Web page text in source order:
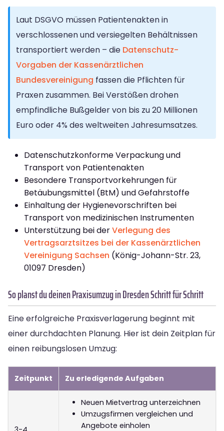
Laut DSGVO müssen Patientenakten in
verschlossenen und versiegelten Behältnissen
transportiert werden – die Datenschutz-
Vorgaben der Kassenärztlichen
Bundesvereinigung fassen die Pflichten für
Praxen zusammen. Bei Verstößen drohen
empfindliche Bußgelder von bis zu 20 Millionen
Euro oder 4% des weltweiten Jahresumsatzes.
Datenschutzkonforme Verpackung und
Transport von Patientenakten
Besondere Transportvorkehrungen für
Betäubungsmittel (BtM) und Gefahrstoffe
Einhaltung der Hygienevorschriften bei
Transport von medizinischen Instrumenten
Unterstützung bei derVerlegung des
Vertragsarztsitzes bei der Kassenärztlichen
Vereinigung Sachsen (König-Johann-Str. 23,
01097 Dresden)
So planst du deinen Praxisumzug in Dresden Schritt für Schritt
Eine erfolgreiche Praxisverlagerung beginnt mit
einer durchdachten Planung. Hier ist dein Zeitplan für
einen reibungslosen Umzug:
Zeitpunkt Zu erledigende Aufgaben
Neuen Mietvertrag unterzeichnen
Umzugsfirmen vergleichen und
Angebote einholen